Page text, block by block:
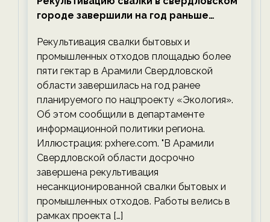
городе завершили на год раньше
экологии на ECOportal
Рекультивация свалки бытовых и
промышленных отходов площадью более
пяти гектар в Арамили Свердловской
области завершилась на год ранее
планируемого по нацпроекту «Экология».
Об этом сообщили в департаменте
информационной политики региона.
Иллюстрация: pxhere.com. "В Арамили
Свердловской области досрочно
завершена рекультивация
несанкционированной свалки бытовых и
промышленных отходов. Работы велись в
рамках проекта […]